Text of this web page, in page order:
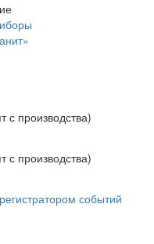
с производства)
с производства)
событий